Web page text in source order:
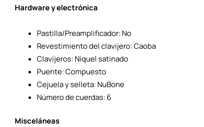
Hardware y electrónica
Pastilla/Preamplificador: No
Revestimiento del clavijero: Caoba
Clavijeros: Níquel satinado
Puente: Compuesto
Cejuela y selleta: NuBone
Número de cuerdas: 6
Misceláneas